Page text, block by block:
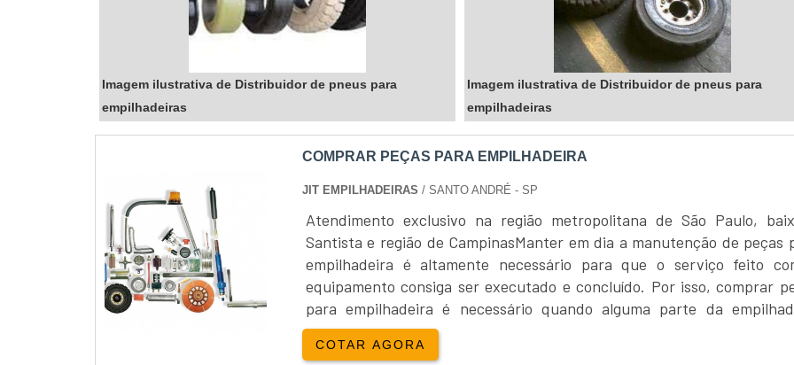
Imagem ilustrativa de Distribuidor de pneus para
empilhadeiras
Imagem ilustrativa de Distribuidor de pneus para
empilhadeiras
COMPRAR PEÇAS PARA EMPILHADEIRA
JIT EMPILHADEIRAS / SANTO ANDRÉ - SP
Atendimento exclusivo na região metropolitana de São Paulo,
Santista e região de CampinasManter em dia a manutenção de peças
empilhadeira é altamente necessário para que o serviço feito
equipamento consiga ser executado e concluído. Por isso, comprar
para empilhadeira é necessário quando alguma parte da
começa a não apresentar o total desempenho por conta de uma
em alguma das peças para empilhadeira.INFORMAÇÕES
COTAR AGORA